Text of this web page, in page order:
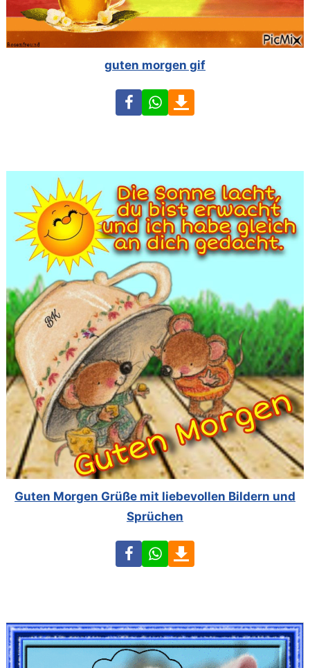
guten morgen gif
FacebookWhatsApp
Guten Morgen Grüße mit liebevollen Bildern und
Sprüchen
FacebookWhatsApp